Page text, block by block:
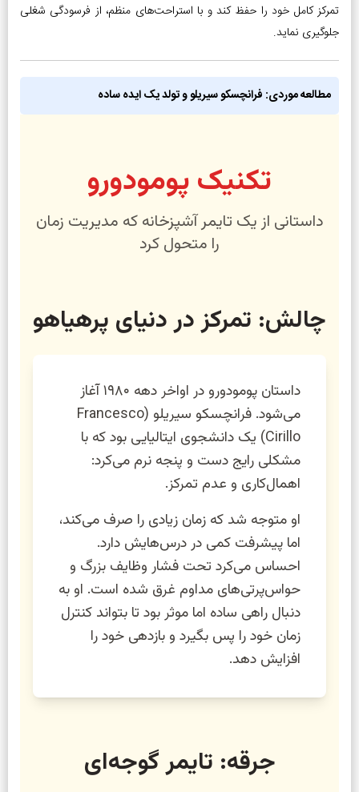
تمرکز کامل خود را حفظ کند و با استراحت‌های منظم، از فرسودگی شغلی
جلوگیری نماید.
مطالعه موردی: فرانچسکو سیریلو و تولد یک ایده ساده